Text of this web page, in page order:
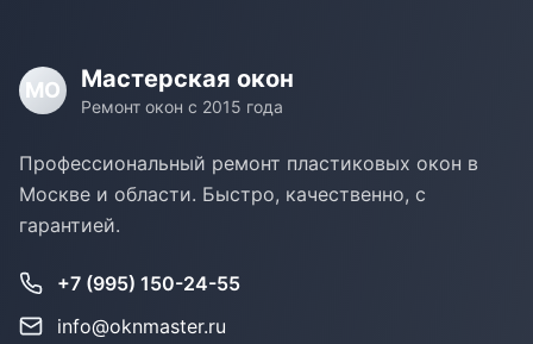
МО Мастерская окон
Ремонт окон с 2015 года
Профессиональный ремонт пластиковых окон в
Москве и области. Быстро, качественно, с
гарантией.
+7 (995) 150-24-55
info@oknmaster.ru